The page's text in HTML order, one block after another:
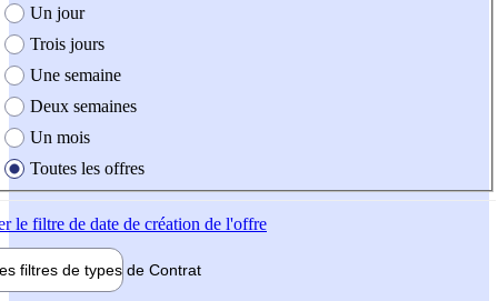
création de l'offre
Un jour
Trois jours
Une semaine
Deux semaines
Un mois
Toutes les offres
le filtre de date de création de l'offre
filtres de types de Contrat